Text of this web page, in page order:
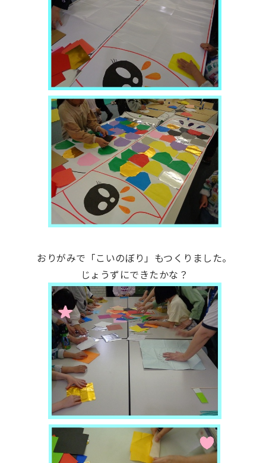
おりがみで「こいのぼり」もつくりました。
じょうずにできたかな？